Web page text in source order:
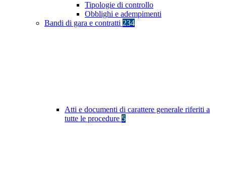
Tipologie di controllo
Obblighi e adempimenti
Bandi di gara e contratti 234
Atti e documenti di carattere generale riferiti a
tutte le procedure 5